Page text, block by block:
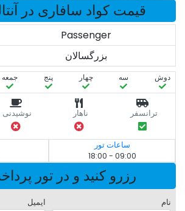
قیمت کواد سافاری در آنتالیا
Passenger
بزرگسالان
دوش سه‌ چهار پنج جمعه
ترانسفر ناهار نوشیدنی
ساعات تور
09:00 - 18:00
رزرو کنید و در تور
نام ایمیل